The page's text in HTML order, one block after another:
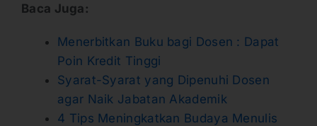
Baca Juga:
Menerbitkan Buku bagi Dosen : Dapat
Poin Kredit Tinggi
Syarat-Syarat yang Dipenuhi Dosen
agar Naik Jabatan Akademik
4 Tips Meningkatkan Budaya Menulis